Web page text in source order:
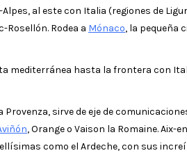
al este con Italia (regiones de
Rosellón. Rodea a Mónaco, la pequeña
mediterránea hasta la frontera con
sirve de eje de
, Orange o Vaison la Romaine. Aix-
como el Ardeche, con sus